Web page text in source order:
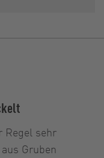
Regel sehr
Gruben